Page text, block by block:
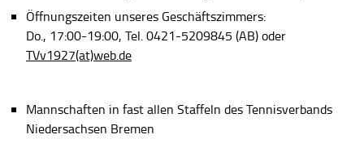
Öffnungszeiten unseres Geschäftszimmers:
Do., 17:00-19:00, Tel. 0421-5209845 (AB) oder
TVv1927(at)web.de
Mannschaften in fast allen Staffeln des Tennisverbands
Niedersachsen Bremen